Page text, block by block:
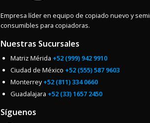
Empresa líder en equipo de copiado nuevo y
consumibles para copiadoras.
Nuestras Sucursales
Matriz Mérida +52 (999) 942 9910
Ciudad de México +52 (555) 587 9603
Monterrey+52 (811) 334 0660
Guadalajara +52 (33) 1657 2450
Síguenos